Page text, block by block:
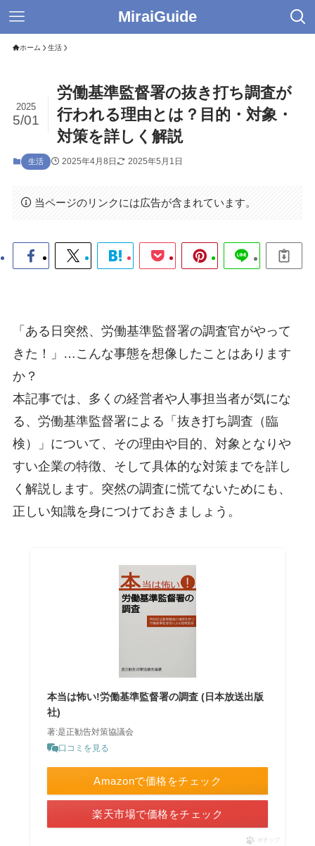
MiraiGuide
ホーム 生活
労働基準監督署の抜き打ち調査が
行われる理由とは？目的・対象・
対策を詳しく解説
2025
5/01
生活 2025年4月8日 2025年5月1日
当ページのリンクには広告が含まれています。
「ある日突然、労働基準監督署の調査官がやって
きた！」…こんな事態を想像したことはあります
か？
本記事では、多くの経営者や人事担当者が気にな
る、労働基準監督署による「抜き打ち調査（臨
検）」について、その理由や目的、対象となりや
すい企業の特徴、そして具体的な対策までを詳し
く解説します。突然の調査に慌てないためにも、
正しい知識を身につけておきましょう。
本当は怖い!労働基準監督署の調査 (日本放送出版
社)
著:是正勧告対策協議会
口コミを見る
Amazonで価格をチェック
楽天市場で価格をチェック
ポチップ